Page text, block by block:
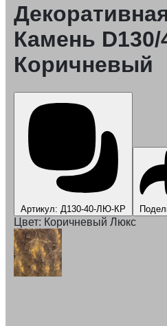
Камень
Коричневый
Артикул: Д130-40-ЛЮ-КР
Цвет: Коричневый Люкс